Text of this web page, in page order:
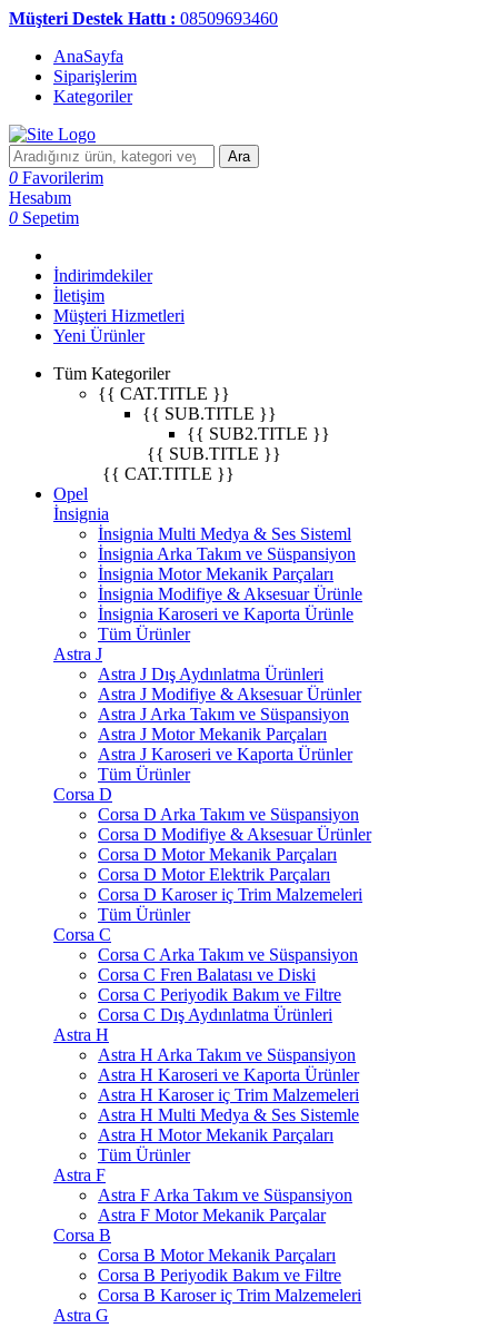
Müşteri Destek Hattı : 08509693460
AnaSayfa
Siparişlerim
Kategoriler
Ara
0 Favorilerim
Hesabım
0 Sepetim
İndirimdekiler
İletişim
Müşteri Hizmetleri
Yeni Ürünler
Tüm Kategoriler
{{ CAT.TITLE }}
{{ SUB.TITLE }}
{{ SUB2.TITLE }}
{{ SUB.TITLE }}
{{ CAT.TITLE }}
Opel
İnsignia
İnsignia Multi Medya & Ses Sisteml
İnsignia Arka Takım ve Süspansiyon
İnsignia Motor Mekanik Parçaları
İnsignia Modifiye & Aksesuar Ürünle
İnsignia Karoseri ve Kaporta Ürünle
Tüm Ürünler
Astra J
Astra J Dış Aydınlatma Ürünleri
Astra J Modifiye & Aksesuar Ürünler
Astra J Arka Takım ve Süspansiyon
Astra J Motor Mekanik Parçaları
Astra J Karoseri ve Kaporta Ürünler
Tüm Ürünler
Corsa D
Corsa D Arka Takım ve Süspansiyon
Corsa D Modifiye & Aksesuar Ürünler
Corsa D Motor Mekanik Parçaları
Corsa D Motor Elektrik Parçaları
Corsa D Karoser iç Trim Malzemeleri
Tüm Ürünler
Corsa C
Corsa C Arka Takım ve Süspansiyon
Corsa C Fren Balatası ve Diski
Corsa C Periyodik Bakım ve Filtre
Corsa C Dış Aydınlatma Ürünleri
Astra H
Astra H Arka Takım ve Süspansiyon
Astra H Karoseri ve Kaporta Ürünler
Astra H Karoser iç Trim Malzemeleri
Astra H Multi Medya & Ses Sistemle
Astra H Motor Mekanik Parçaları
Tüm Ürünler
Astra F
Astra F Arka Takım ve Süspansiyon
Astra F Motor Mekanik Parçalar
Corsa B
Corsa B Motor Mekanik Parçaları
Corsa B Periyodik Bakım ve Filtre
Corsa B Karoser iç Trim Malzemeleri
Astra G